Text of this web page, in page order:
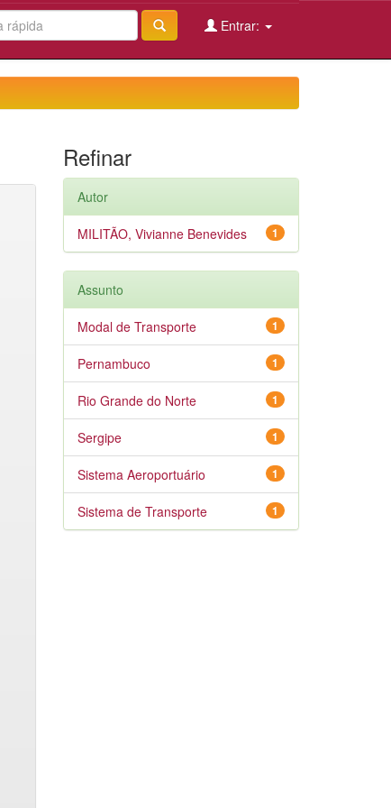
Entrar:
Refinar
Autor
1
MILITÃO, Vivianne Benevides
Assunto
1
Modal de Transporte
1
Pernambuco
1
Rio Grande do Norte
1
Sergipe
1
Sistema Aeroportuário
1
Sistema de Transporte